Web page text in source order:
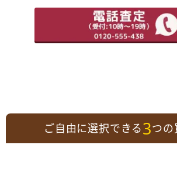
ご自由に選択できる3つの